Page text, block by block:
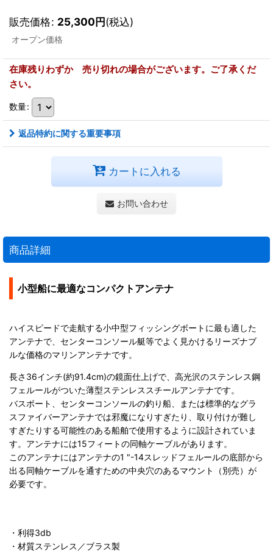
販売価格: 25,300円(税込)
オープン価格
在庫残りわずか 売り切れの場合がございます。ご了承くだ
さい。
数量:
返品特約に関する重要事項
カートに入れる
お問い合わせ
商品詳細
小型船に最適なコンパクトアンテナ
ハイスピードで走航する小中型フィッシングボートに最も適した
アンテナで、センターコンソール艇等でよく見かけるリーズナブ
ルな価格のマリンアンテナです。
長さ36インチ(約91.4cm)の鏡面仕上げで、高光沢のステンレス鋼
フェルールがついた薄型ステンレススチールアンテナです。
バスボート、センターコンソールの釣り船、または標準的なグラ
スファイバーアンテナでは邪魔になりすぎたり、取り付けが難し
すぎたりする可能性のある船舶で使用するように設計されていま
す。アンテナには15フィートの同軸ケーブルがあります。
このアンテナにはアンテナの1 "-14スレッドフェルールの底部から
出る同軸ケーブルを通すための中央穴のあるマウント（別売）が
必要です。
・利得3db
・材質ステンレス／ブラス製